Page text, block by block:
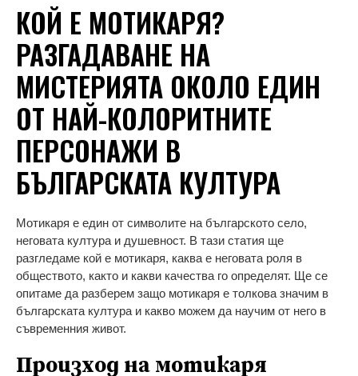
КОЙ Е МОТИКАРЯ?
РАЗГАДАВАНЕ НА
МИСТЕРИЯТА ОКОЛО ЕДИН
ОТ НАЙ-КОЛОРИТНИТЕ
ПЕРСОНАЖИ В
БЪЛГАРСКАТА КУЛТУРА
Мотикаря е един от символите на българското село,
неговата култура и душевност. В тази статия ще
разгледаме кой е мотикаря, каква е неговата роля в
обществото, както и какви качества го определят. Ще се
опитаме да разберем защо мотикаря е толкова значим в
българската култура и какво можем да научим от него в
съвременния живот.
Произход на мотикаря